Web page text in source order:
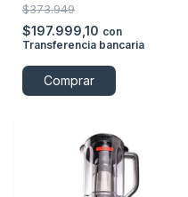
$373.949
$197.999,10 con
Transferencia bancaria
Comprar